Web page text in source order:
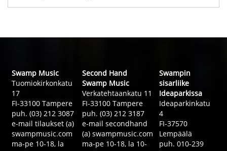
Swamp Music
Tuomiokirkonkatu
17
FI-33100 Tampere
puh. (03) 212 3087
e-mail tilaukset (a)
swampmusic.com
ma-pe 10-18, la
Second Hand
Swamp Music
Verkatehtaankatu 11
FI-33100 Tampere
puh. (03) 212 3187
e-mail secondhand
(a) swampmusic.com
ma-pe 10-18, la 10-
Swampin
sisarliike
Ideaparkissa
Ideaparkinkatu
4
FI-37570
Lempäälä
puh. 010-239